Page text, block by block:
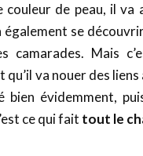
couleur de peau, il va
également se
camarades. Mais
qu’il va nouer des
bien évidemment,
ce qui fait tout le